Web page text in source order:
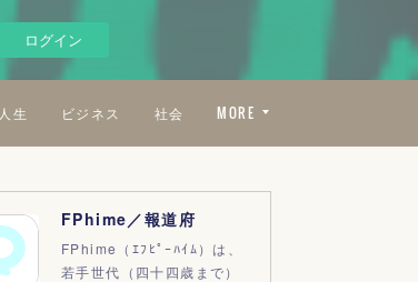
ログイン
人生 ビジネス 社会 MORE
FPhime／報道府
FPhime（ｴﾌﾋﾟｰﾊｲﾑ）は、
若手世代（四十四歳まで）